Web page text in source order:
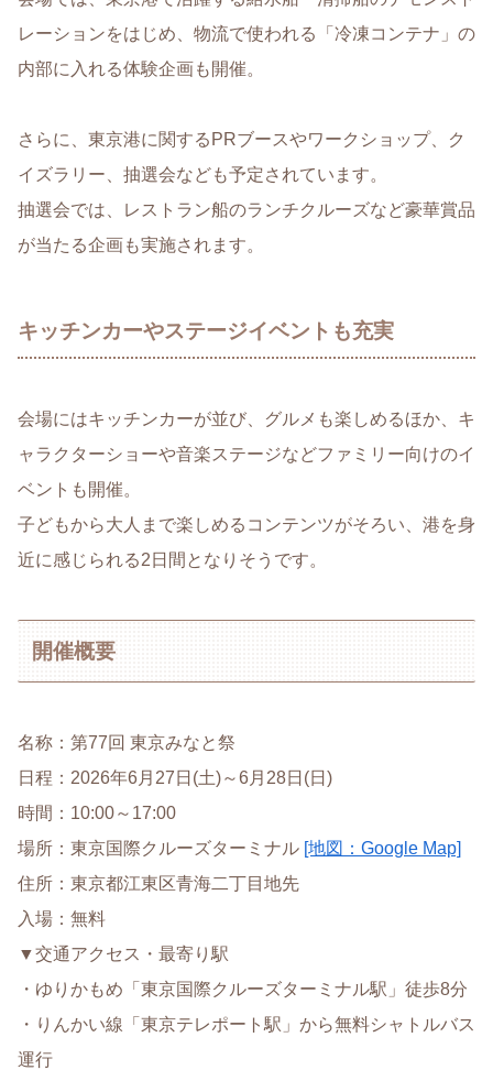
レーションをはじめ、物流で使われる「冷凍コンテナ」の
内部に入れる体験企画も開催。
さらに、東京港に関するPRブースやワークショップ、ク
イズラリー、抽選会なども予定されています。
抽選会では、レストラン船のランチクルーズなど豪華賞品
が当たる企画も実施されます。
キッチンカーやステージイベントも充実
会場にはキッチンカーが並び、グルメも楽しめるほか、キ
ャラクターショーや音楽ステージなどファミリー向けのイ
ベントも開催。
子どもから大人まで楽しめるコンテンツがそろい、港を身
近に感じられる2日間となりそうです。
開催概要
名称：第77回 東京みなと祭
日程：2026年6月27日(土)～6月28日(日)
時間：10:00～17:00
場所：東京国際クルーズターミナル [地図：Google Map]
住所：東京都江東区青海二丁目地先
入場：無料
▼交通アクセス・最寄り駅
・ゆりかもめ「東京国際クルーズターミナル駅」徒歩8分
・りんかい線「東京テレポート駅」から無料シャトルバス
運行